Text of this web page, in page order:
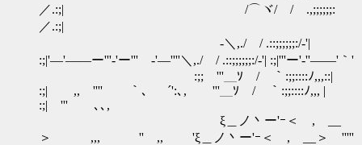
／.:;| /⌒ヾ/ / .,;;;;;;:
／.:;|
-＼,./ / .::;;;;;;:/‐'|
:;|'―'――ー'''‐'ー''' ‐'―''''＼,./ / .::;;;;;;:/‐'| :;|'''ー'-''――'｀'
:;; '''＿ｿ / ｀:;;::::ﾉ,,,::|
:;| ,, '''' ｀、 ´':､, '''＿ｿ / ｀:;;::::ﾉ,,, |
:;| ''' ､､,
ξ＿ノ丶ー'ｰ＜ ,ゝ__
＞ ,,, '' ,, 'ξ＿ノ丶ー'ｰ＜ ,ゝ__＞ '''''